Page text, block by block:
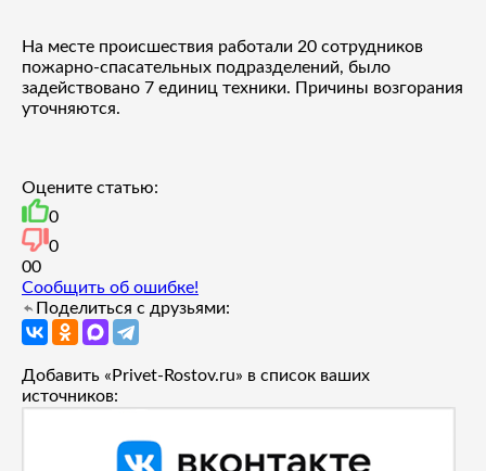
На месте происшествия работали 20 сотрудников
пожарно-спасательных подразделений, было
задействовано 7 единиц техники. Причины возгорания
уточняются.
Оцените статью:
0
0
00
Сообщить об ошибке!
Поделиться с друзьями:
Добавить «Privet-Rostov.ru» в список ваших
источников: